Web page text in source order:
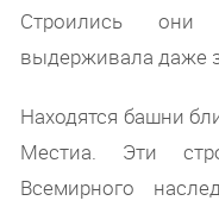
Строились они
выдерживала даже
Находятся башни
Местиа. Эти
Всемирного